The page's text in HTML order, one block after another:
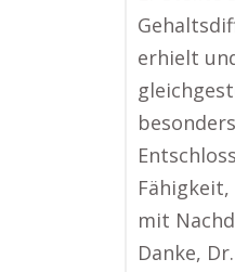
erhielt
mit
Danke,